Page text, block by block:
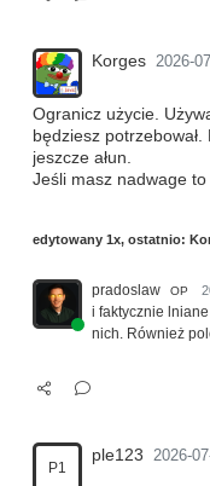
Korges 2026-
Ogranicz użycie.
będziesz
jeszcze ałun.
Jeśli masz nadwage
edytowany 1x, ostatnio:
pradoslaw OP
i faktycznie
nich. Również
P1
ple123 2026-